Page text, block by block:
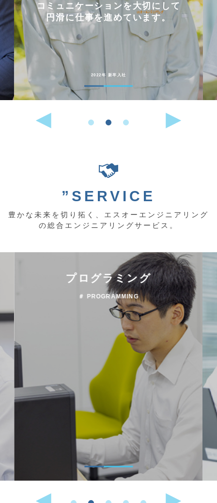
ンを大切にして
めています。
いかせるから
能動的に行動する
好きな人には
向いている仕事
2022年 中途入社
”SERVICE
豊かな未来を切り拓く、エスオーエンジニアリング
の総合エンジニアリングサービス。
プログラミング
＃ PROGRAMMING